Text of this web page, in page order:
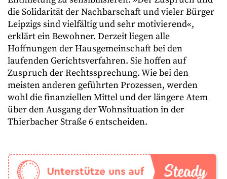
die Solidarität der Nachbarschaft und vieler Bürger
Leipzigs sind vielfältig und sehr motivierend«,
erklärt ein Bewohner. Derzeit liegen alle
Hoffnungen der Hausgemeinschaft bei den
laufenden Gerichtsverfahren. Sie hoffen auf
Zuspruch der Rechtssprechung. Wie bei den
meisten anderen geführten Prozessen, werden
wohl die finanziellen Mittel und der längere Atem
über den Ausgang der Wohnsituation in der
Thierbacher Straße 6 entscheiden.